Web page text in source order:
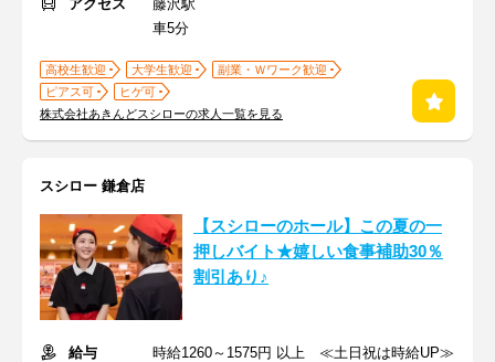
アクセス
藤沢駅
車5分
高校生歓迎 大学生歓迎
副業・Ｗワーク歓迎
ピアス可
ヒゲ可
株式会社あきんどスシローの求人一覧を見る
スシロー 鎌倉店
【スシローのホール】この夏の一
押しバイト★嬉しい食事補助30％
割引あり♪
給与
時給1260～1575円 以上 ≪土日祝は時給UP≫